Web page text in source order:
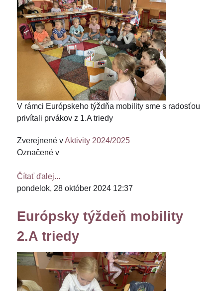
V rámci Európskeho týždňa mobility sme s radosťou
privítali prvákov z 1.A triedy
Zverejnené vAktivity 2024/2025
Označené v
Čítať ďalej...
pondelok, 28 október 2024 12:37
Európsky týždeň mobility
2.A triedy